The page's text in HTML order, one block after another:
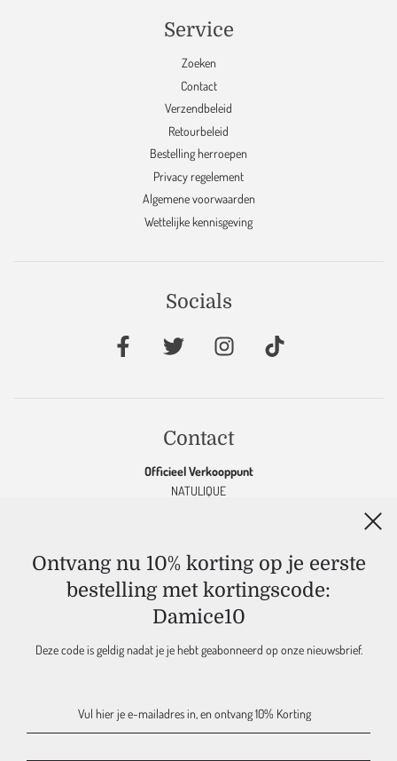
Service
Zoeken
Contact
Verzendbeleid
Retourbeleid
Bestelling herroepen
Privacy regelement
Algemene voorwaarden
Wettelijke kennisgeving
Socials
Contact
Officieel Verkooppunt
NATULIQUE
MAJOURI
DAMICE JEWELRY
Maak een afspraak in de salon
06-83 232 150 |info@damice.nl
KVK 60776714 | NL 002196059B68
Ontvang nu 10% korting op je eerste
bestelling met kortingscode:
Damice10
Deze code is geldig nadat je je hebt geabonneerd op onze nieuwsbrief.